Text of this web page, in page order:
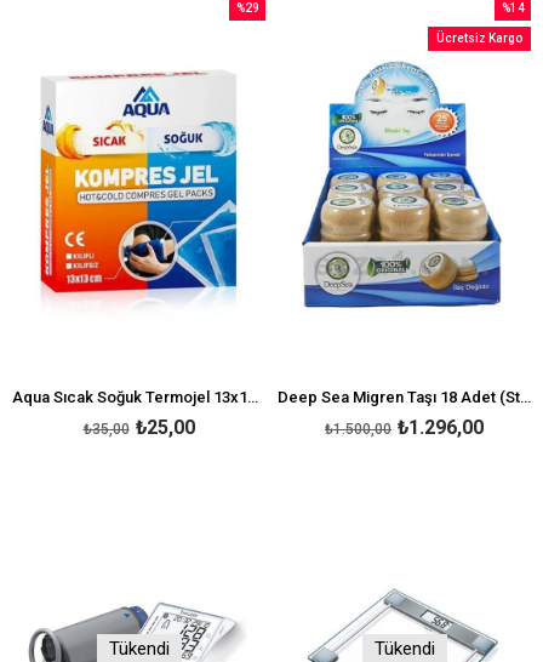
Aqua Sıcak Soğuk Termojel 13x13 cm
₺25,00
₺35,00
%29
Deep Sea Migren Taşı 18 Adet (Standlı)
₺1.296,00
₺1.500,00
%14
İndirim
Ücretsiz Kargo
Tükendi Tükendi